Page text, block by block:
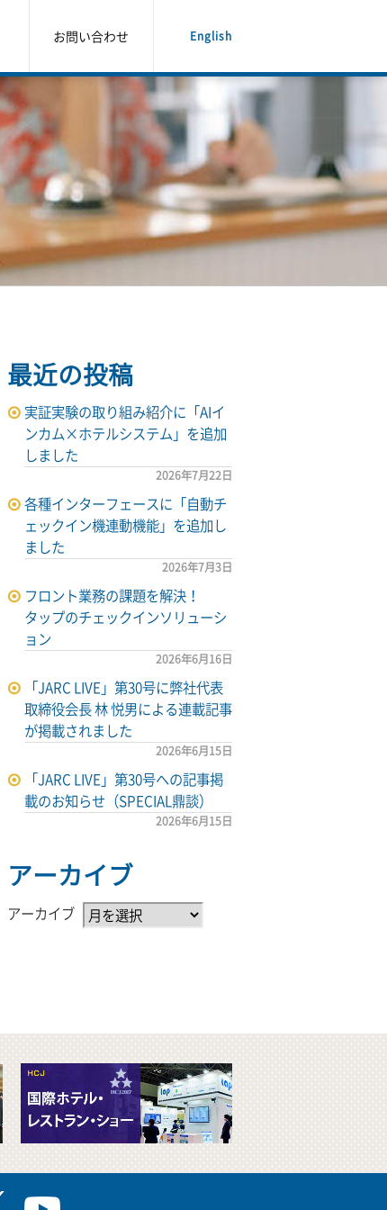
お問い合わせ English
最近の投稿
実証実験の取り組み紹介に「AIイ
ンカム×ホテルシステム」を追加
しました
2026年7月22日
各種インターフェースに「自動チ
ェックイン機連動機能」を追加し
ました
2026年7月3日
フロント業務の課題を解決！
タップのチェックインソリューシ
ョン
2026年6月16日
「JARC LIVE」第30号に弊社代表
取締役会長 林 悦男による連載記事
が掲載されました
2026年6月15日
「JARC LIVE」第30号への記事掲
載のお知らせ（SPECIAL鼎談）
2026年6月15日
アーカイブ
アーカイブ